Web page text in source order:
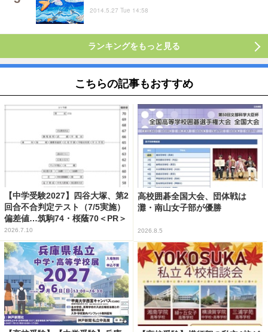
2014.5.27 Tue 14:58
ランキングをもっと見る
こちらの記事もおすすめ
【中学受験2027】四谷大塚、第2
回合不合判定テスト（7/5実施）
偏差値…筑駒74・桜蔭70＜PR＞
2026.7.10
高校囲碁全国大会、団体戦は
灘・南山女子部が優勝
2026.8.5